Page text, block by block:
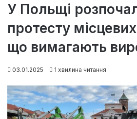
У Польщі
протесту
що вимагають
03.01.2025 1 хвилина читання